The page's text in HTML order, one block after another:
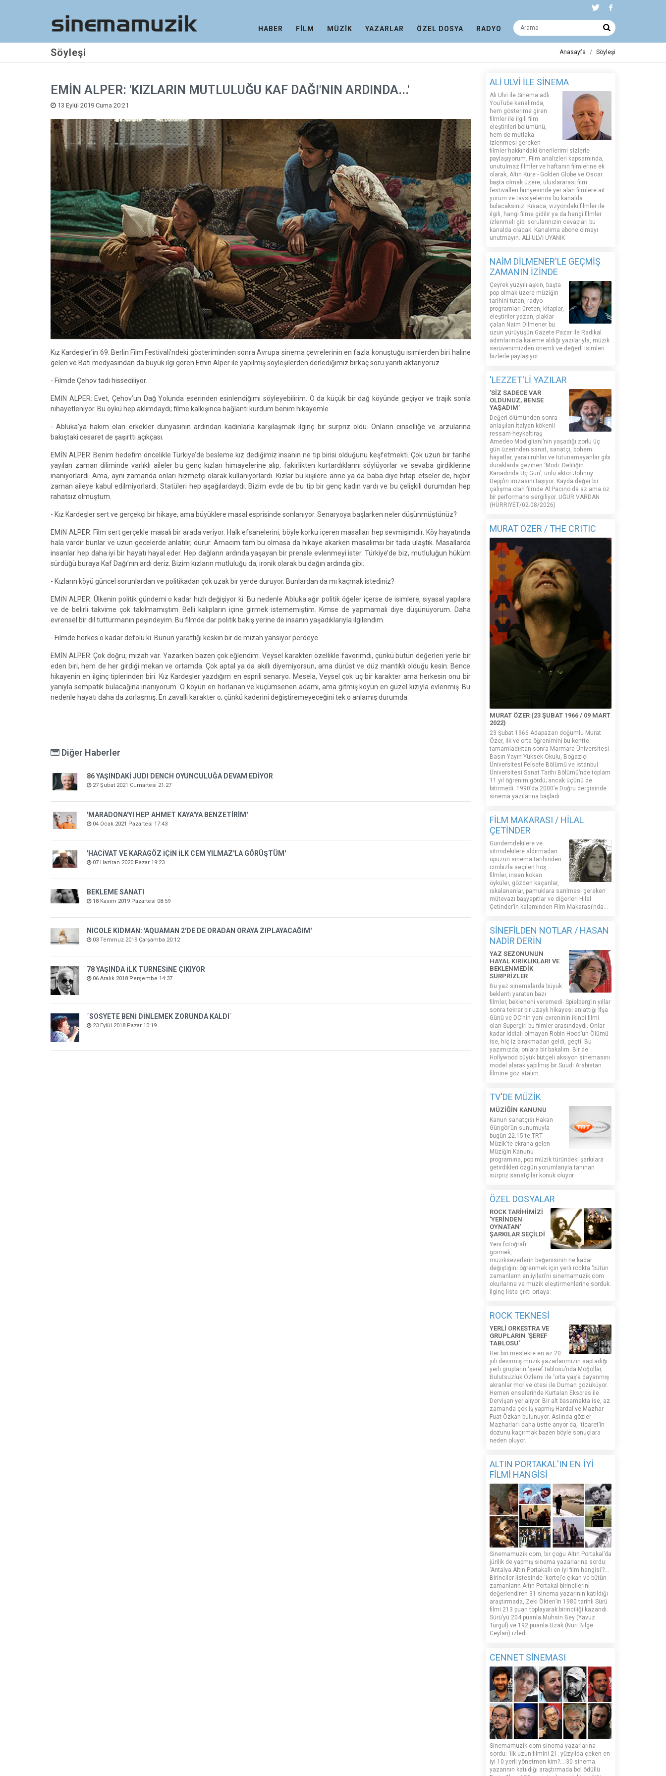
HABER FİLM MÜZİK YAZARLAR ÖZEL DOSYA RADYO
Söyleşi Anasayfa Söyleşi
EMİN ALPER: 'KIZLARIN MUTLULUĞU KAF DAĞI'NIN ARDINDA...'
13 Eylül 2019 Cuma 20:21
Kız Kardeşler’in 69. Berlin Film Festivali’ndeki gösteriminden sonra Avrupa sinema çevrelerinin en fazla konuştuğu isimlerden biri haline
gelen ve Batı medyasından da büyük ilgi gören Emin Alper ile yapılmış söyleşilerden derlediğimiz birkaç soru yanıtı aktarıyoruz.
- Filmde Çehov tadı hissediliyor.
EMİN ALPER: Evet, Çehov’un Dağ Yolunda eserinden esinlendiğimi söyleyebilirim. O da küçük bir dağ köyünde geçiyor ve trajik sonla
nihayetleniyor. Bu öykü hep aklımdaydı; filme kalkışınca bağlantı kurdum benim hikayemle.
- Abluka’ya hakim olan erkekler dünyasının ardından kadınlarla karşılaşmak ilginç bir sürpriz oldu. Onların cinselliğe ve arzularına
bakıştaki cesaret de şaşırttı açıkçası.
EMİN ALPER: Benim hedefim öncelikle Türkiye’de besleme kız dediğimiz insanın ne tip birisi olduğunu keşfetmekti. Çok uzun bir tarihe
yayılan zaman diliminde varlıklı aileler bu genç kızları himayelerine alıp, fakirlikten kurtardıklarını söylüyorlar ve sevaba girdiklerine
inanıyorlardı. Ama, aynı zamanda onları hizmetçi olarak kullanıyorlardı. Kızlar bu kişilere anne ya da baba diye hitap etseler de, hiçbir
zaman aileye kabul edilmiyorlardı. Statüleri hep aşağılardaydı. Bizim evde de bu tip bir genç kadın vardı ve bu çelişkili durumdan hep
rahatsız olmuştum.
- Kız Kardeşler sert ve gerçekçi bir hikaye, ama büyüklere masal esprisinde sonlanıyor. Senaryoya başlarken neler düşünmüştünüz?
EMİN ALPER: Film sert gerçekle masalı bir arada veriyor. Halk efsanelerini, böyle korku içeren masalları hep sevmişimdir. Köy hayatında
hala vardır bunlar ve uzun gecelerde anlatılır, durur. Amacım tam bu olmasa da hikaye akarken masalımsı bir tada ulaştık. Masallarda
insanlar hep daha iyi bir hayatı hayal eder. Hep dağların ardında yaşayan bir prensle evlenmeyi ister. Türkiye’de biz, mutluluğun hüküm
sürdüğü buraya Kaf Dağı’nın ardı deriz. Bizim kızların mutluluğu da, ironik olarak bu dağın ardında gibi.
- Kızların köyü güncel sorunlardan ve politikadan çok uzak bir yerde duruyor. Bunlardan da mı kaçmak istediniz?
EMİN ALPER: Ülkenin politik gündemi o kadar hızlı değişiyor ki. Bu nedenle Abluka ağır politik öğeler içerse de isimlere, siyasal yapılara
ve de belirli takvime çok takılmamıştım. Belli kalıpların içine girmek istememiştim. Kimse de yapmamalı diye düşünüyorum. Daha
evrensel bir dil tutturmanın peşindeyim. Bu filmde dar politik bakış yerine de insanın yaşadıklarıyla ilgilendim.
- Filmde herkes o kadar defolu ki. Bunun yarattığı keskin bir de mizah yansıyor perdeye.
EMİN ALPER: Çok doğru; mizah var. Yazarken bazen çok eğlendim. Veysel karakteri özellikle favorimdi, çünkü bütün değerleri yerle bir
eden biri, hem de her girdiği mekan ve ortamda. Çok aptal ya da akıllı diyemiyorsun, ama dürüst ve düz mantıklı olduğu kesin. Bence
hikayenin en ilginç tiplerinden biri. Kız Kardeşler yazdığım en esprili senaryo. Mesela, Veysel çok uç bir karakter ama herkesin onu bir
yanıyla sempatik bulacağına inanıyorum. O köyün en horlanan ve küçümsenen adamı, ama gitmiş köyün en güzel kızıyla evlenmiş. Bu
nedenle hayatı daha da zorlaşmış. En zavallı karakter o; çünkü kaderini değiştiremeyeceğini tek o anlamış durumda.
Diğer Haberler
86 YAŞINDAKİ JUDI DENCH OYUNCULUĞA DEVAM EDİYOR
27 Şubat 2021 Cumartesi 21:27
'MARADONA'YI HEP AHMET KAYA'YA BENZETİRİM'
04 Ocak 2021 Pazartesi 17:43
'HACİVAT VE KARAGÖZ İÇİN İLK CEM YILMAZ'LA GÖRÜŞTÜM'
07 Haziran 2020 Pazar 19:23
BEKLEME SANATI
18 Kasım 2019 Pazartesi 08:59
NICOLE KIDMAN: 'AQUAMAN 2'DE DE ORADAN ORAYA ZIPLAYACAĞIM'
03 Temmuz 2019 Çarşamba 20:12
78 YAŞINDA İLK TURNESİNE ÇIKIYOR
06 Aralık 2018 Perşembe 14:37
´SOSYETE BENİ DİNLEMEK ZORUNDA KALDI´
23 Eylül 2018 Pazar 10:19
ALİ ULVİ İLE SİNEMA
Ali Ulvi ile Sinema adlı
YouTube kanalımda,
hem gösterime giren
filmler ile ilgili film
eleştirileri bölümünü,
hem de mutlaka
izlenmesi gereken
filmler hakkındaki önerilerimi sizlerle
paylaşıyorum. Film analizleri kapsamında,
unutulmaz filmler ve haftanın filmlerine ek
olarak, Altın Küre - Golden Globe ve Oscar
başta olmak üzere, uluslararası film
festivalleri bünyesinde yer alan filmlere ait
yorum ve tavsiyelerimi bu kanalda
bulacaksınız. Kısaca, vizyondaki filmler ile
ilgili, hangi filme gidilir ya da hangi filmler
izlenmeli gibi sorularınızın cevapları bu
kanalda olacak. Kanalıma abone olmayı
unutmayın. ALİ ULVİ UYANIK
NAİM DİLMENER'LE GEÇMİŞ
ZAMANIN İZİNDE
Çeyrek yüzyılı aşkın, başta
pop olmak üzere müziğin
tarihini tutan, radyo
programları üreten, kitaplar,
eleştiriler yazan, plaklar
çalan Naim Dilmener bu
uzun yürüyüşün Gazete Pazar ile Radikal
adımlarında kaleme aldığı yazılarıyla, müzik
serüvenimizden önemli ve değerli isimleri
bizlerle paylaşıyor.
'LEZZET'Lİ YAZILAR
'SİZ SADECE VAR
OLDUNUZ, BENSE
YAŞADIM'
Değeri ölümünden sonra
anlaşılan İtalyan kökenli
ressam-heykeltıraş
Amedeo Modigliani’nin yaşadığı zorlu üç
gün üzerinden sanat, sanatçı, bohem
hayatlar, yaralı ruhlar ve tutunamayanlar gibi
duraklarda gezinen ‘Modi: Deliliğin
Kanadında Üç Gün’, ünlü aktör Johnny
Depp’in imzasını taşıyor. Kayda değer bir
çalışma olan filmde Al Pacino da az ama öz
bir performans sergiliyor. UĞUR VARDAN
(HÜRRİYET/02.08/2026)
MURAT ÖZER / THE CRITIC
MURAT ÖZER (23 ŞUBAT 1966 / 09 MART
2022)
23 Şubat 1966 Adapazarı doğumlu Murat
Özer, ilk ve orta öğrenimini bu kentte
tamamladıktan sonra Marmara Üniversitesi
Basın Yayın Yüksek Okulu, Boğaziçi
Üniversitesi Felsefe Bölümü ve İstanbul
Üniversitesi Sanat Tarihi Bölümü’nde toplam
11 yıl öğrenim gördü; ancak üçünü de
bitirmedi. 1990’da 2000’e Doğru dergisinde
sinema yazılarına başladı...
FİLM MAKARASI / HİLAL
ÇETİNDER
Gündemdekilere ve
vitrindekilere aldırmadan
upuzun sinema tarihinden
cımbızla seçilen hoş
filmler, insan kokan
öyküler, gözden kaçanlar,
ıskalananlar, pamuklara sarılması gereken
mütevazı başyapıtlar ve diğerleri Hilal
Çetinder’in kaleminden Film Makarası’nda…
SİNEFİLDEN NOTLAR / HASAN
NADİR DERİN
YAZ SEZONUNUN
HAYAL KIRIKLIKLARI VE
BEKLENMEDİK
SÜRPRİZLER
Bu yaz sinemalarda büyük
beklenti yaratan bazı
filmler, bekleneni veremedi. Spielberg’in yıllar
sonra tekrar bir uzaylı hikayesi anlattığı İfşa
Günü ve DC’nin yeni evreninin ikinci filmi
olan Supergirl bu filmler arasındaydı. Onlar
kadar iddialı olmayan Robin Hood’un Ölümü
ise, hiç iz bırakmadan geldi, geçti. Bu
yazımızda, onlara bir bakalım. Bir de
Hollywood büyük bütçeli aksiyon sinemasını
model alarak yapılmış bir Suudi Arabistan
filmine göz atalım.
TV'DE MÜZİK
MÜZİĞİN KANUNU
Kanun sanatçısı Hakan
Güngör’ün sunumuyla
bugün 22.15'te TRT
Müzik'te ekrana gelen
Müziğin Kanunu
programına, pop müzik türündeki şarkılara
getirdikleri özgün yorumlarıyla tanınan
sürpriz sanatçılar konuk oluyor.
ÖZEL DOSYALAR
ROCK TARİHİMİZİ
'YERİNDEN
OYNATAN'
ŞARKILAR SEÇİLDİ
Yeni fotoğrafı
görmek,
müzikseverlerin beğenisinin ne kadar
değiştiğini öğrenmek için yerli rockta ‘bütün
zamanların en iyileri’ni sinemamuzik.com
okurlarına ve müzik eleştirmenlerine sorduk.
İlginç liste çıktı ortaya:
ROCK TEKNESİ
YERLİ ORKESTRA VE
GRUPLARIN 'ŞEREF
TABLOSU'
Her biri meslekte en az 20
yılı devirmiş müzik yazarlarımızın saptadığı
yerli grupların ‘şeref tablosu’nda Moğollar,
Bulutsuzluk Özlemi ile ‘orta yaş’a dayanmış
akranlar mor ve ötesi ile Duman gözüküyor.
Hemen enselerinde Kurtalan Ekspres ile
Dervişan yer alıyor. Bir alt basamakta ise, az
zamanda çok iş yapmış Hardal ve Mazhar
Fuat Özkan bulunuyor. Aslında gözler
Mazharlar’ı daha üstte arıyor da, ‘ticaret’in
dozunu kaçırmak bazen böyle sonuçlara
neden oluyor.
ALTIN PORTAKAL'IN EN İYİ
FİLMİ HANGİSİ
Sinemamuzik.com, bir çoğu Altın Portakal’da
jürilik de yapmış sinema yazarlarına sordu:
‘Antalya Altın Portakallı en iyi film hangisi’?...
Birinciler listesinde ‘kortej’e çıkan ve bütün
zamanların Altın Portakal birincilerini
değerlendiren 31 sinema yazarının katıldığı
araştırmada, Zeki Ökten’in 1980 tarihli Sürü
filmi 213 puan toplayarak birinciliği kazandı.
Sürü’yü 204 puanla Muhsin Bey (Yavuz
Turgul) ve 192 puanla Uzak (Nuri Bilge
Ceylan) izledi.
CENNET SİNEMASI
Sinemamuzik.com sinema yazarlarına
sordu: ‘İlk uzun filmini 21. yüzyılda çeken en
iyi 10 yerli yönetmen kim?... 30 sinema
yazarının katıldığı araştırmada bol ödüllü